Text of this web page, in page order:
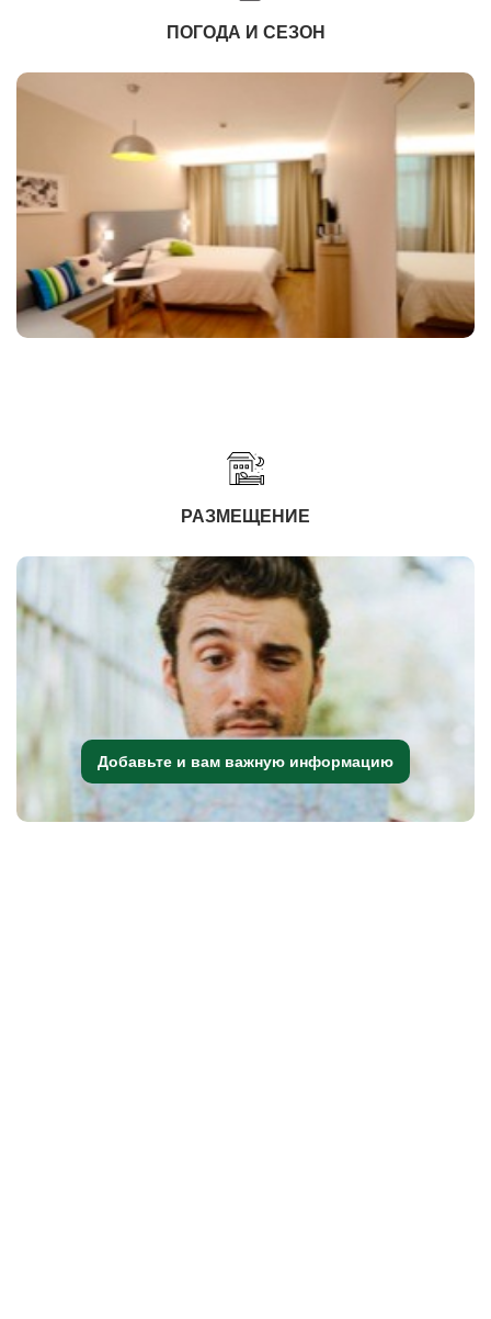
ПОГОДА И СЕЗОН
РАЗМЕЩЕНИЕ
Добавьте и вам важную информацию